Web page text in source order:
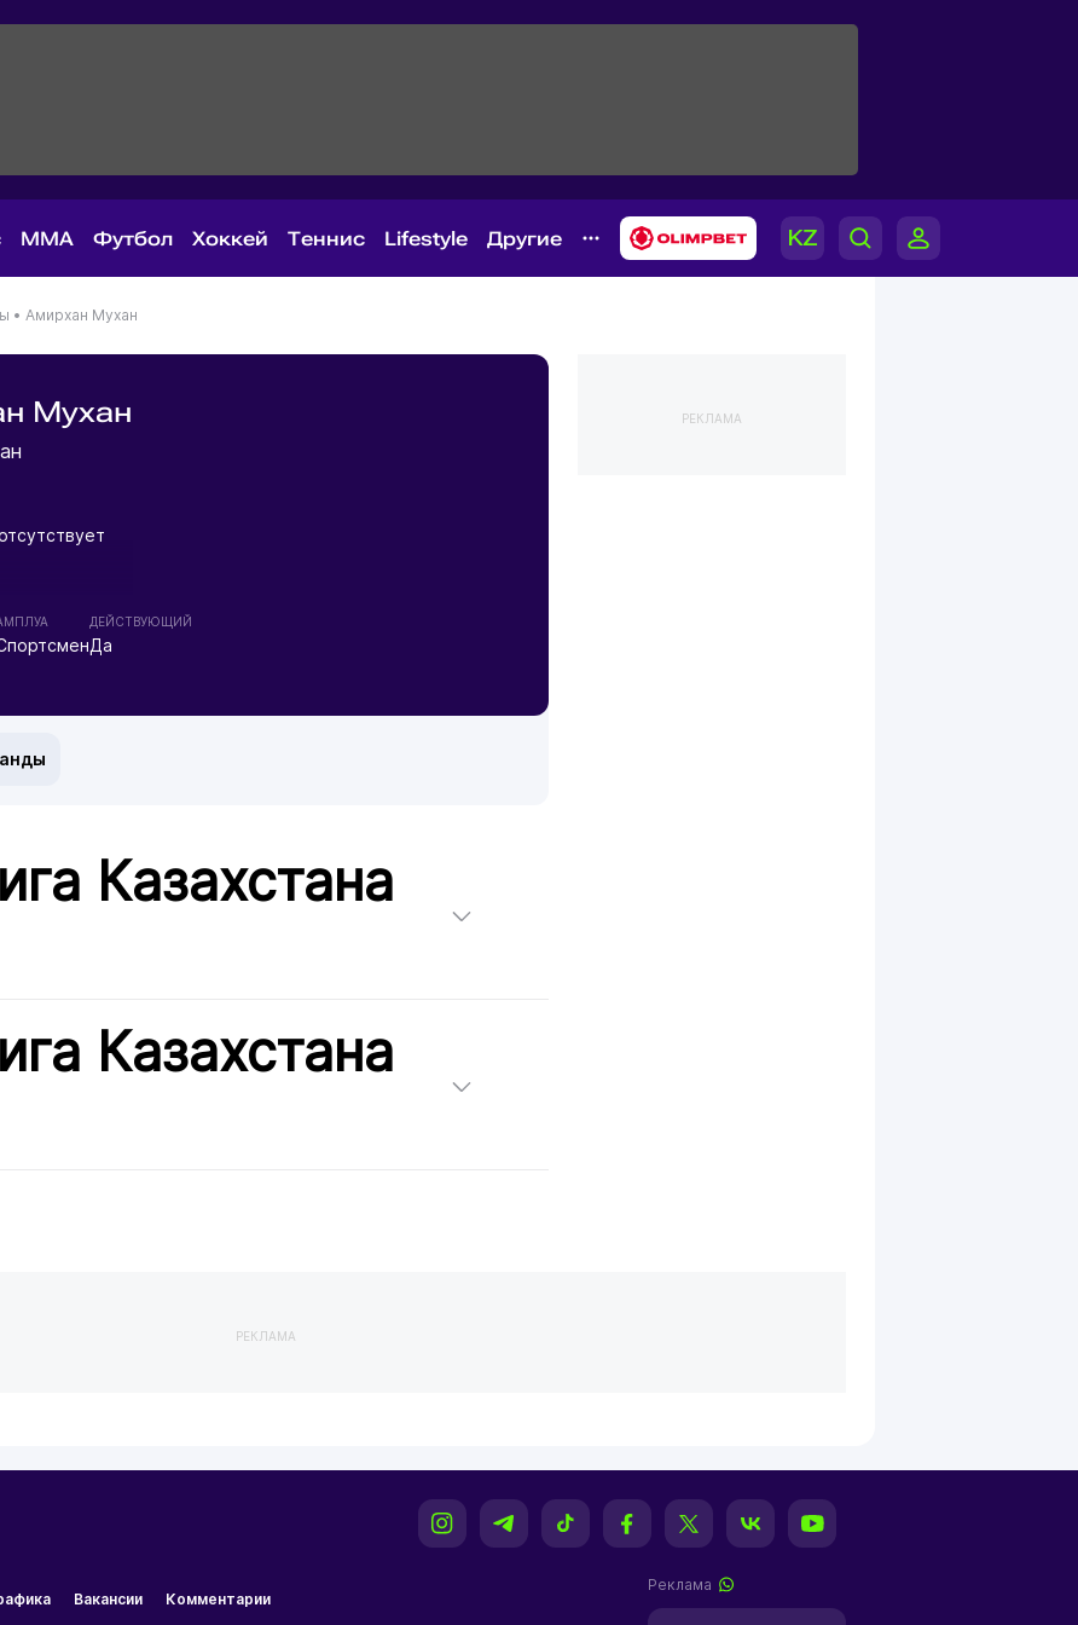
MMA Футбол Хоккей Теннис Lifestyle Другие
• Амирхан Мухан
Мухан
ДЕЙСТВУЮЩИЙ
Да
Казахстана
Казахстана
РЕКЛАМА
РЕКЛАМА
Вакансии Комментарии
Реклама